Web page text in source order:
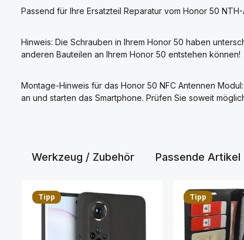
Passend für Ihre Ersatzteil Reparatur vom Honor 50
Hinweis: Die Schrauben in Ihrem Honor 50 haben
anderen Bauteilen an Ihrem Honor 50 entstehen können!
Montage-Hinweis für das Honor 50 NFC Antennen
an und starten das Smartphone. Prüfen Sie soweit
Werkzeug / Zubehör Passende Artikel
Tipp Tipp